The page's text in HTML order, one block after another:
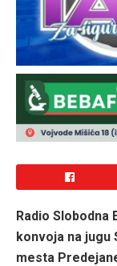
Radio Slobodna
konvoja na jugu
mesta